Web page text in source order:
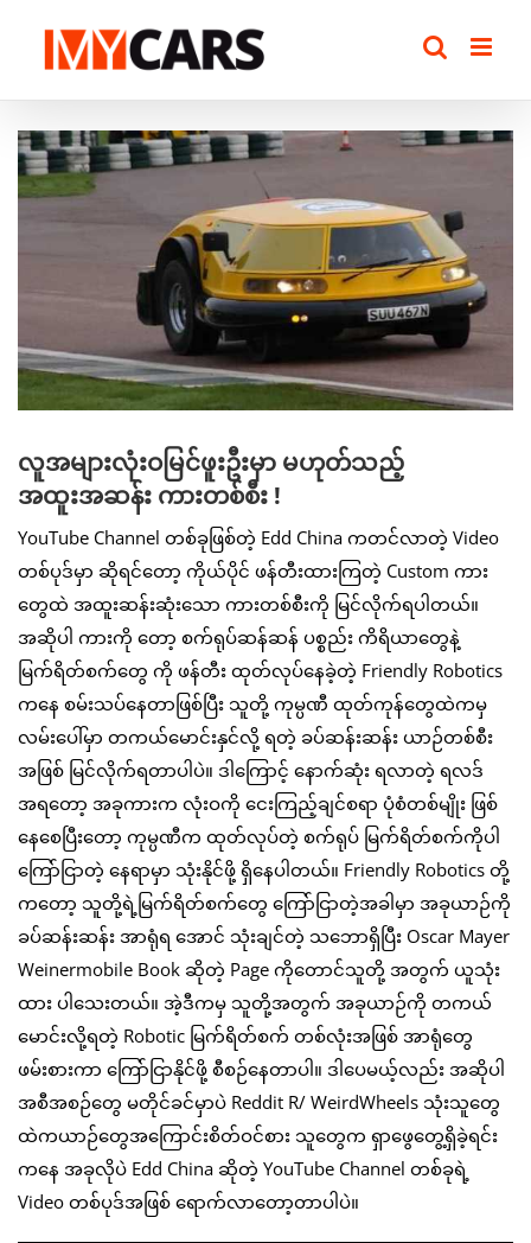
View
Larger
လူအများလုံးဝမြင်ဖူးဦးမှာ မဟုတ်သည့်
အထူးအဆန်း ကားတစ်စီး !
YouTube Channel တစ်ခုဖြစ်တဲ့ Edd China ကတင်လာတဲ့ Video
တစ်ပုဒ်မှာ ဆိုရင်တော့ ကိုယ်ပိုင် ဖန်တီးထားကြတဲ့ Custom ကား
တွေထဲ အထူးဆန်းဆုံးသော ကားတစ်စီးကို မြင်လိုက်ရပါတယ်။
အဆိုပါ ကားကို တော့ စက်ရုပ်ဆန်ဆန် ပစ္စည်း ကိရိယာတွေနဲ့
မြက်ရိတ်စက်တွေ ကို ဖန်တီး ထုတ်လုပ်နေခဲ့တဲ့ Friendly Robotics
ကနေ စမ်းသပ်နေတာဖြစ်ပြီး သူတို့ ကုမ္ပဏီ ထုတ်ကုန်တွေထဲကမှ
လမ်းပေါ်မှာ တကယ်မောင်းနှင်လို့ ရတဲ့ ခပ်ဆန်းဆန်း ယာဉ်တစ်စီး
အဖြစ် မြင်လိုက်ရတာပါပဲ။ ဒါကြောင့် နောက်ဆုံး ရလာတဲ့ ရလဒ်
အရတော့ အခုကားက လုံးဝကို ငေးကြည့်ချင်စရာ ပုံစံတစ်မျိုး ဖြစ်
နေစေပြီးတော့ ကုမ္ပဏီက ထုတ်လုပ်တဲ့ စက်ရုပ် မြက်ရိတ်စက်ကိုပါ
ကြော်ငြာတဲ့ နေရာမှာ သုံးနိုင်ဖို့ ရှိနေပါတယ်။ Friendly Robotics တို့
ကတော့ သူတို့ရဲ့မြက်ရိတ်စက်တွေ ကြော်ငြာတဲ့အခါမှာ အခုယာဉ်ကို
ခပ်ဆန်းဆန်း အာရုံရ အောင် သုံးချင်တဲ့ သဘောရှိပြီး Oscar Mayer
Weinermobile Book ဆိုတဲ့ Page ကိုတောင်သူတို့ အတွက် ယူသုံး
ထား ပါသေးတယ်။ အဲ့ဒီကမှ သူတို့အတွက် အခုယာဉ်ကို တကယ်
မောင်းလို့ရတဲ့ Robotic မြက်ရိတ်စက် တစ်လုံးအဖြစ် အာရုံတွေ
ဖမ်းစားကာ ကြော်ငြာနိုင်ဖို့ စီစဉ်နေတာပါ။ ဒါပေမယ့်လည်း အဆိုပါ
အစီအစဉ်တွေ မတိုင်ခင်မှာပဲ Reddit R/ WeirdWheels သုံးသူတွေ
ထဲကယာဉ်တွေအကြောင်းစိတ်ဝင်စား သူတွေက ရှာဖွေတွေ့ရှိခဲ့ရင်း
ကနေ အခုလိုပဲ Edd China ဆိုတဲ့ YouTube Channel တစ်ခုရဲ့
Video တစ်ပုဒ်အဖြစ် ရောက်လာတော့တာပါပဲ။